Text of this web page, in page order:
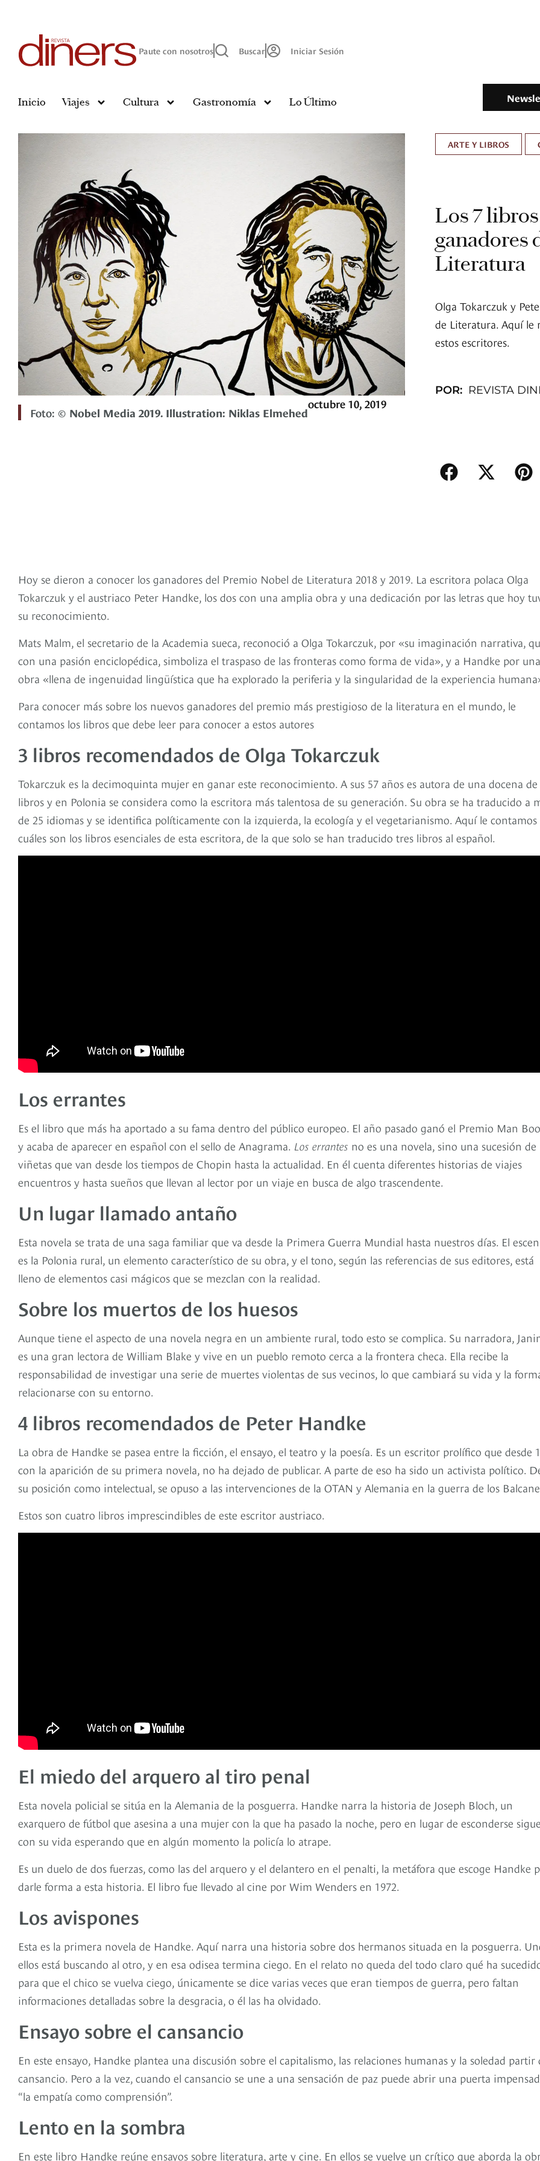
Paute con nosotros Buscar Iniciar Sesión
Inicio Viajes Cultura Gastronomía Lo Último
Foto: © Nobel Media 2019. Illustration: Niklas Elmehed
octubre 10, 2019
ARTE Y LIBROS
Los 7
ganadores
Literatura
Olga Tokarczuk y
de Literatura. Aquí le
estos escritores.
POR: REVISTA
Hoy se dieron a conocer los ganadores del Premio Nobel de Literatura 2018 y 2019. La escritora polaca Olga
Tokarczuk y el austriaco Peter Handke, los dos con una amplia obra y una dedicación por las letras que hoy
su reconocimiento.
Mats Malm, el secretario de la Academia sueca, reconoció a Olga Tokarczuk, por «su imaginación narrativa,
con una pasión enciclopédica, simboliza el traspaso de las fronteras como forma de vida», y a Handke por una
obra «llena de ingenuidad lingüística que ha explorado la periferia y la singularidad de la experiencia
Para conocer más sobre los nuevos ganadores del premio más prestigioso de la literatura en el mundo, le
contamos los libros que debe leer para conocer a estos autores
3 libros recomendados de Olga Tokarczuk
Tokarczuk es la decimoquinta mujer en ganar este reconocimiento. A sus 57 años es autora de una docena de
libros y en Polonia se considera como la escritora más talentosa de su generación. Su obra se ha traducido a
de 25 idiomas y se identifica políticamente con la izquierda, la ecología y el vegetarianismo. Aquí le contamos
cuáles son los libros esenciales de esta escritora, de la que solo se han traducido tres libros al español.
Los errantes
Es el libro que más ha aportado a su fama dentro del público europeo. El año pasado ganó el Premio Man
y acaba de aparecer en español con el sello de Anagrama. Los errantes no es una novela, sino una sucesión de
viñetas que van desde los tiempos de Chopin hasta la actualidad. En él cuenta diferentes historias de viajes
encuentros y hasta sueños que llevan al lector por un viaje en busca de algo trascendente.
Un lugar llamado antaño
Esta novela se trata de una saga familiar que va desde la Primera Guerra Mundial hasta nuestros días. El
es la Polonia rural, un elemento característico de su obra, y el tono, según las referencias de sus editores, está
lleno de elementos casi mágicos que se mezclan con la realidad.
Sobre los muertos de los huesos
Aunque tiene el aspecto de una novela negra en un ambiente rural, todo esto se complica. Su narradora,
es una gran lectora de William Blake y vive en un pueblo remoto cerca a la frontera checa. Ella recibe la
responsabilidad de investigar una serie de muertes violentas de sus vecinos, lo que cambiará su vida y la
relacionarse con su entorno.
4 libros recomendados de Peter Handke
La obra de Handke se pasea entre la ficción, el ensayo, el teatro y la poesía. Es un escritor prolífico que desde
con la aparición de su primera novela, no ha dejado de publicar. A parte de eso ha sido un activista político.
su posición como intelectual, se opuso a las intervenciones de la OTAN y Alemania en la guerra de los
Estos son cuatro libros imprescindibles de este escritor austriaco.
El miedo del arquero al tiro penal
Esta novela policial se sitúa en la Alemania de la posguerra. Handke narra la historia de Joseph Bloch, un
exarquero de fútbol que asesina a una mujer con la que ha pasado la noche, pero en lugar de esconderse sigue
con su vida esperando que en algún momento la policía lo atrape.
Es un duelo de dos fuerzas, como las del arquero y el delantero en el penalti, la metáfora que escoge Handke
darle forma a esta historia. El libro fue llevado al cine por Wim Wenders en 1972.
Los avispones
Esta es la primera novela de Handke. Aquí narra una historia sobre dos hermanos situada en la posguerra.
ellos está buscando al otro, y en esa odisea termina ciego. En el relato no queda del todo claro qué ha
para que el chico se vuelva ciego, únicamente se dice varias veces que eran tiempos de guerra, pero faltan
informaciones detalladas sobre la desgracia, o él las ha olvidado.
Ensayo sobre el cansancio
En este ensayo, Handke plantea una discusión sobre el capitalismo, las relaciones humanas y la soledad partir
cansancio. Pero a la vez, cuando el cansancio se une a una sensación de paz puede abrir una puerta
“la empatía como comprensión”.
Lento en la sombra
En este libro Handke reúne ensayos sobre literatura, arte y cine. En ellos se vuelve un crítico que aborda la